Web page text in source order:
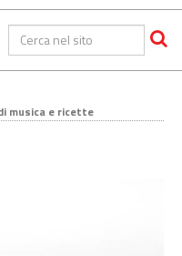
musica e ricette